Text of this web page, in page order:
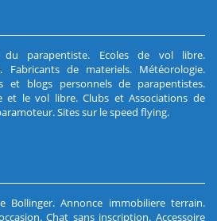
parapentiste. Ecoles de vol libre.
. Fabricants de materiels. Météorologie.
et blogs personnels de parapentistes.
et le vol libre.Clubs et Associations de
.Sites sur le speed flying.
Bollinger.Annonce immobiliere terrain.
.Chat sans inscription.Accessoire